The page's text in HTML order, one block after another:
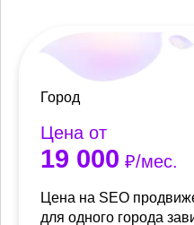
Город
Цена от
19 000 ₽/мес.
Цена на SEO
для одного города